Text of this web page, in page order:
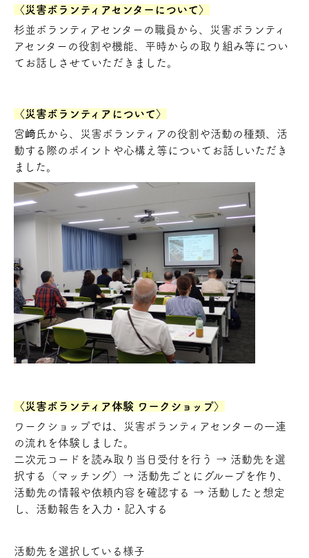
〈災害ボランティアセンターについて〉
杉並ボランティアセンターの職員から、災害ボランティ
アセンターの役割や機能、平時からの取り組み等につい
てお話しさせていただきました。
〈災害ボランティアについて〉
宮﨑氏から、災害ボランティアの役割や活動の種類、活
動する際のポイントや心構え等についてお話しいただき
ました。
〈災害ボランティア体験 ワークショップ〉
ワークショップでは、災害ボランティアセンターの一連
の流れを体験しました。
二次元コードを読み取り当日受付を行う → 活動先を選
択する（マッチング）→ 活動先ごとにグループを作り、
活動先の情報や依頼内容を確認する → 活動したと想定
し、活動報告を入力・記入する
活動先を選択している様子